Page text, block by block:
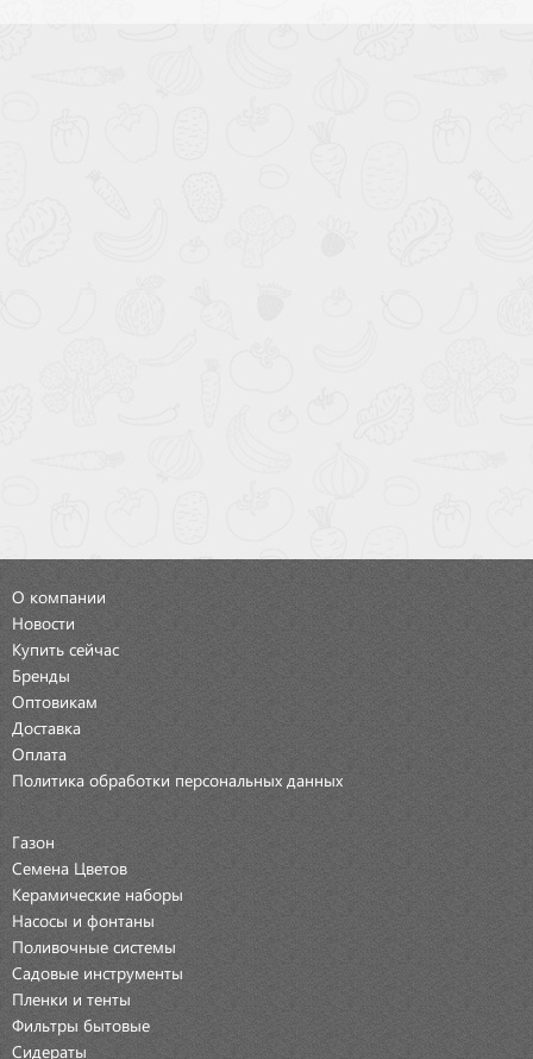
О компании
Новости
Купить сейчас
Бренды
Оптовикам
Доставка
Оплата
Политика обработки персональных данных
Газон
Семена Цветов
Керамические наборы
Насосы и фонтаны
Поливочные системы
Садовые инструменты
Пленки и тенты
Фильтры бытовые
Сидераты